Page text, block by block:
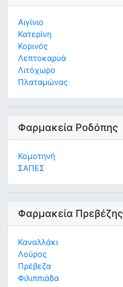
Αιγίνιο
Κατερίνη
Κορινός
Λεπτοκαρυά
Λιτόχωρο
Πλαταμώνας
Φαρμακεία Ροδόπης
Κομοτηνή
ΣΑΠΕΣ
Φαρμακεία Πρεβέζης
Καναλλάκι
Λούρος
Πρέβεζα
Φιλιππιάδα